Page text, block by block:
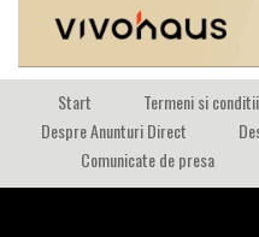
Start Termeni si conditii
Despre Anunturi Direct
Comunicate de presa